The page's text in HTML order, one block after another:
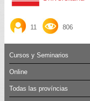
11 806
Cursos y Seminarios
Online
Todas las províncias